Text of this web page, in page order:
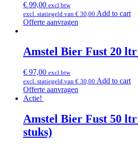
€ 99,00 excl btw
excl. statiegeld van € 30,00 Add to cart
Offerte aanvragen
Amstel Bier Fust 20
€ 97,00 excl btw
excl. statiegeld van € 30,00 Add to cart
Offerte aanvragen
Actie!
Amstel Bier Fust 50
stuks)